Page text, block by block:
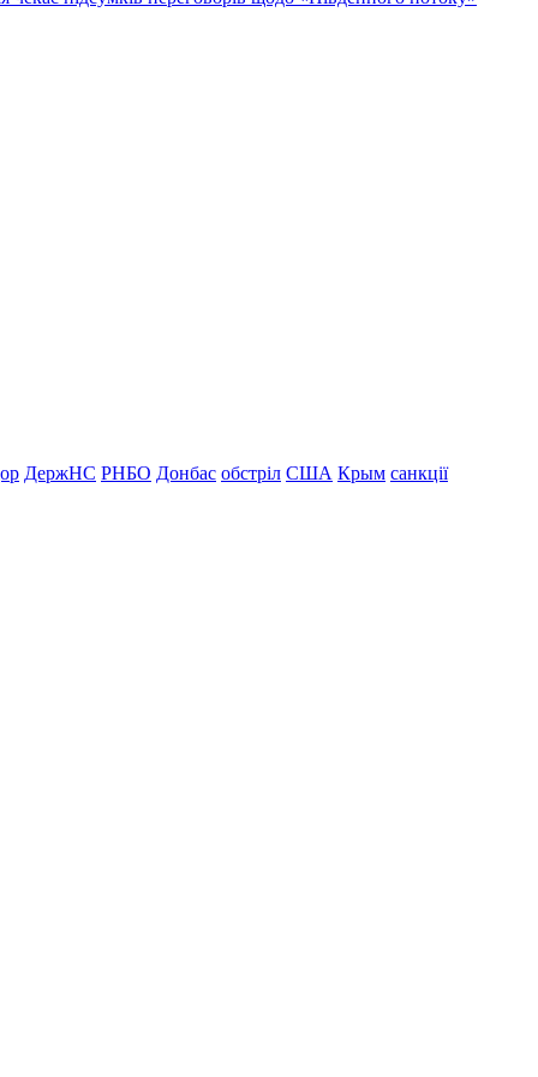
ДержНС РНБО Донбас обстріл США Крым санкції